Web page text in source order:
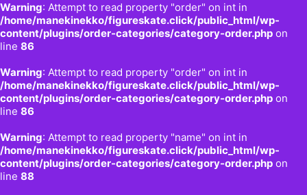
Warning: Attempt to read property "order" on int in
/home/manekinekko/figureskate.click/public_html/wp-
content/plugins/order-categories/category-order.php on
line 86
Warning: Attempt to read property "order" on int in
/home/manekinekko/figureskate.click/public_html/wp-
content/plugins/order-categories/category-order.php on
line 86
Warning: Attempt to read property "name" on int in
/home/manekinekko/figureskate.click/public_html/wp-
content/plugins/order-categories/category-order.php on
line 88